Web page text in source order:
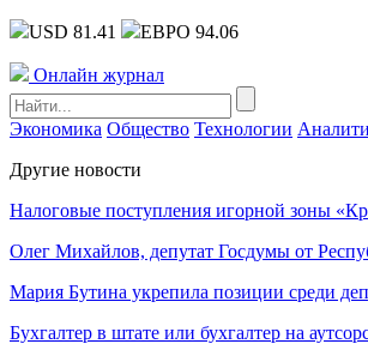
USD 81.41 ЕВРО 94.06
Онлайн журнал
Экономика Общество Технологии
Другие новости
Налоговые поступления игорной зоны
Олег Михайлов, депутат Госдумы от
Мария Бутина укрепила позиции среди
Бухгалтер в штате или бухгалтер на